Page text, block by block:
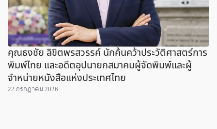
คุณธงชัย ลิขิตพรสวรรค์ นักค้นคว้าประวัติศาสตร์การ
พิมพ์ไทย และอดีตอุปนายกสมาคมผู้จัดพิมพ์และผู้
จำหน่ายหนังสือแห่งประเทศไทย
22 กรกฎาคม 2026